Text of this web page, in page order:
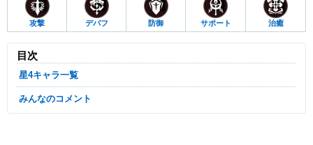
攻撃 デバフ 防御 サポート 治癒
目次
星4キャラ一覧
みんなのコメント